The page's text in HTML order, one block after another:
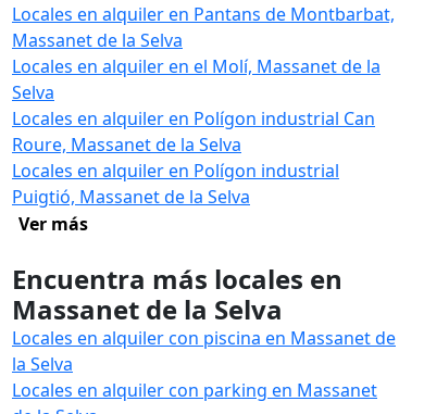
Locales en alquiler en Pantans de Montbarbat,
Massanet de la Selva
Locales en alquiler en el Molí, Massanet de la
Selva
Locales en alquiler en Polígon industrial Can
Roure, Massanet de la Selva
Locales en alquiler en Polígon industrial
Puigtió, Massanet de la Selva
Ver más
Encuentra más locales en
Massanet de la Selva
Locales en alquiler con piscina en Massanet de
la Selva
Locales en alquiler con parking en Massanet